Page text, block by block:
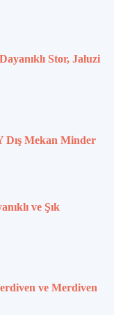
Stor, Jaluzi
Dış Mekan Minder
ve Şık
ve Merdiven